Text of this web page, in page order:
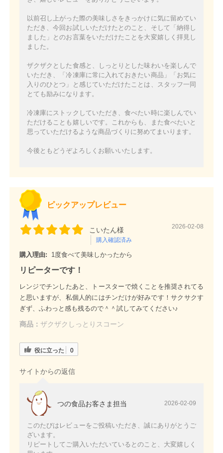
以前召し上がった際の美味しさをきっかけに気に留めてい
ただき、今回お試しいただけたとのこと、そして「納得し
ました」とのお言葉をいただけたことを大変嬉しく拝見し
ました。
ザクザクとした食感と、しっとりとした味わいを楽しんで
いただき、「冷凍庫に常に入れておきたい商品」「お気に
入りのひとつ」と感じていただけたことは、スタッフ一同
とても励みになります。
冷凍庫にストックしていただき、食べたい時に楽しんでい
ただけることも嬉しいです。これからも、また食べたいと
思っていただけるような商品づくりに努めてまいります。
今後ともどうぞよろしくお願いいたします。
ピックアップレビュー
こいたん様
購入確認済み
2026-02-08
購入理由: 1度食べて美味しかったから
リピーターです！
レンジでチンしたあと、トースターで焼くことを推奨されてる
と思いますが、私個人的にはチンだけが好みです！サクサクす
ぎず、ふわっと感も残るので＾＾試してみてください♪
商品： ザクザクしっとりスコーン
役に立った 0
サイトからの返信
つの食品お客さま担当 2026-02-09
このたびはレビューをご投稿いただき、誠にありがとうご
ざいます。
リピートしてご購入いただいているとのこと、大変嬉しく